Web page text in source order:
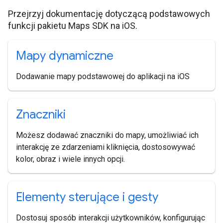
Przejrzyj dokumentację dotyczącą podstawowych
funkcji pakietu Maps SDK na iOS.
Mapy dynamiczne
Dodawanie mapy podstawowej do aplikacji na iOS
Znaczniki
Możesz dodawać znaczniki do mapy, umożliwiać ich
interakcję ze zdarzeniami kliknięcia, dostosowywać
kolor, obraz i wiele innych opcji.
Elementy sterujące i gesty
Dostosuj sposób interakcji użytkowników, konfigurując